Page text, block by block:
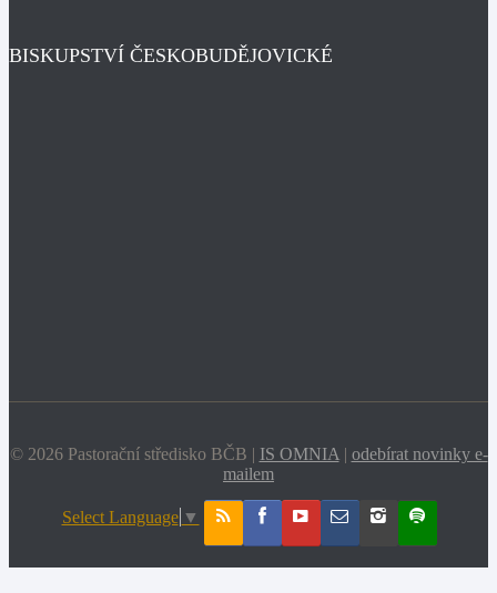
BISKUPSTVÍ ČESKOBUDĚJOVICKÉ
© 2026 Pastorační středisko BČB | IS OMNIA | odebírat novinky e-
mailem
Select Language ▼